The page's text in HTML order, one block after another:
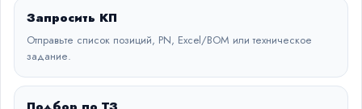
Запросить КП
Отправьте список позиций, PN, Excel/BOM или техническое
задание.